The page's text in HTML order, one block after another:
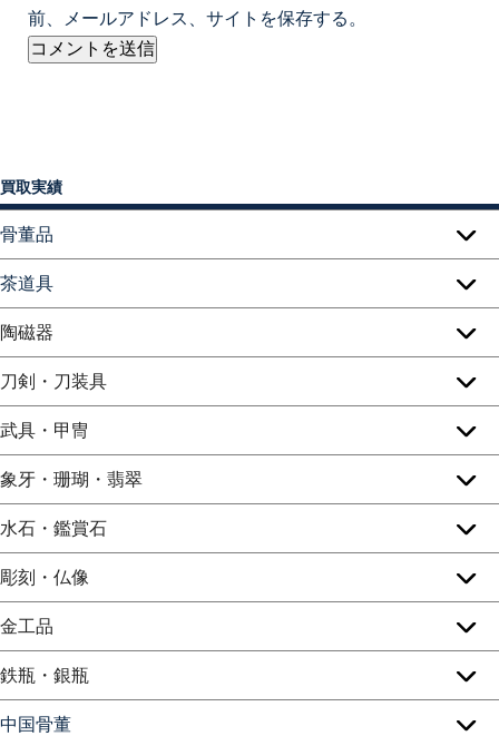
前、メールアドレス、サイトを保存する。
買取実績
骨董品
茶道具
陶磁器
刀剣・刀装具
武具・甲冑
象牙・珊瑚・翡翠
水石・鑑賞石
彫刻・仏像
金工品
鉄瓶・銀瓶
中国骨董